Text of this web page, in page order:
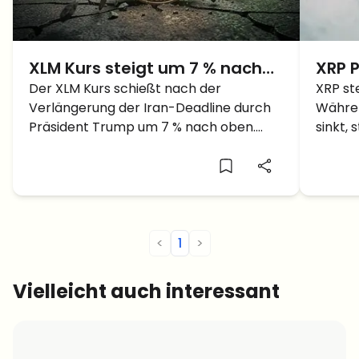
XLM Kurs steigt um 7 % nach
Trump-Deadline-
Verlängerung für Iran: Keimt
Hoffnung auf Frieden?
Der XLM Kurs schießt nach der
Verlängerung der Iran-Deadline durch
Präsident Trump um 7 % nach oben.
XRP
1,50
XRP
sinkt,
< 1 >
Vielleicht auch interessant